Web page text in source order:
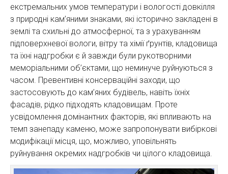
екстремальних умов температури і вологості довкілля
з природні кам’яними знаками, які історично закладені в
землі та схильні до атмосферної, та з урахуванням
підповерхневої вологи, вітру та хімії ґрунтів, кладовища
та їхні надгробки є й завжди були рукотворними
меморіальними об’єктами, що неминуче руйнуються з
часом. Превентивні консерваційні заходи, що
застосовують до кам’яних будівель, навіть їхніх
фасадів, рідко підходять кладовищам. Проте
усвідомлення домінантних факторів, які впливають на
темп занепаду каменю, може запропонувати вибіркові
модифікації місця, що, можливо, уповільнять
руйнування окремих надгробків чи цілого кладовища.